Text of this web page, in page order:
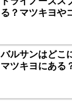
る？マツキヨや
バルサンはどこ
マツキヨにある